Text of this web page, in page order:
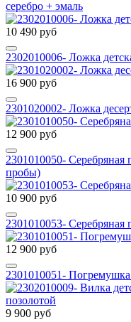
серебро + эмаль
10 490 руб
2302010006- Ложка
16 900 руб
2301020002- Ложка
12 900 руб
2301010050-
пробы)
10 900 руб
2301010053-
12 900 руб
2301010051-
9 900 руб